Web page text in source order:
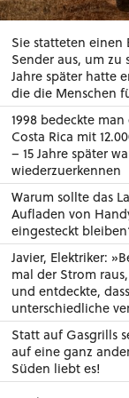
Sie statteten einen
Sender aus, um
Jahre später hatte
die die Menschen
1998 bedeckte
Costa Rica mit
– 15 Jahre später
wiederzuerkennen
Warum sollte das
Aufladen von
eingesteckt
Javier, Elektriker:
mal der Strom
und entdeckte,
unterschiedliche
Statt auf Gasgrills
auf eine ganz
Süden liebt es!